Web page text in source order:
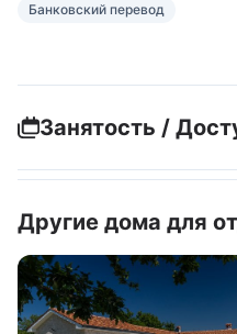
Банковский перевод
Занятость /
Другие дома для